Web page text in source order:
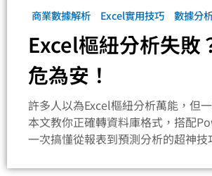
商業數據解析 Excel實用技巧 數據分
Excel樞紐分析失敗
危為安！
許多人以為Excel樞紐分析萬能，但
本文教你正確轉資料庫格式，搭配
一次搞懂從報表到預測分析的超神技